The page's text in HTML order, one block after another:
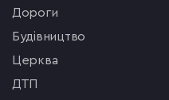
Дороги
будівництво
церква
ДТП